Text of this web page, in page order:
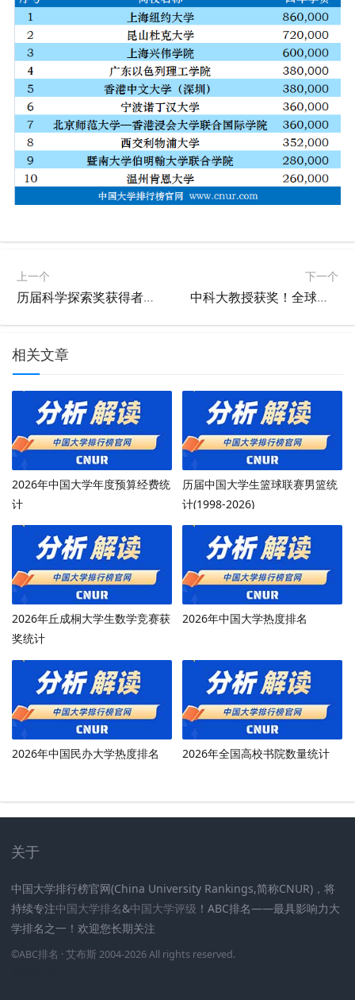
上一个
历届科学探索奖获得者本科校友统计排名（2019-2020）
下一个
中科大教授获奖！全球仅5人，中国第一人！
相关文章
2026年中国大学年度预算经费统
计
历届中国大学生篮球联赛男篮统
计(1998-2026)
2026年丘成桐大学生数学竞赛获
奖统计
2026年中国大学热度排名
2026年中国民办大学热度排名 2026年全国高校书院数量统计
关于
中国大学排行榜官网(China University Rankings,简称CNUR)，将
持续专注中国大学排名&中国大学评级 ！ABC排名——最具影响力大
学排名之一！欢迎您长期关注
©ABC排名 · 艾布斯 2004-2026 All rights reserved.